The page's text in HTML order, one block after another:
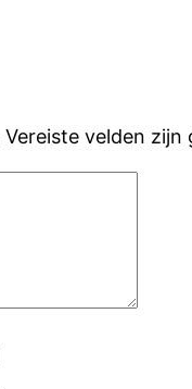
Vereiste velden zijn